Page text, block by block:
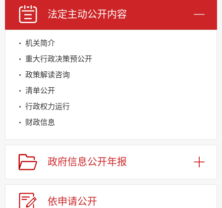
法定主动公开内容
机关简介
重大行政决策预公开
政策解读咨询
清单公开
行政权力运行
财政信息
规划信息
建议提案办理
公务员及事业单位招录
应急管理
回应关切
政府信息公开年报
依申请公开